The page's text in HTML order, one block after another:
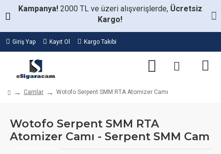
Kampanya! 2000 TL ve üzeri alışverişlerde, Ücretsiz
Kargo!
Giriş Yap Kayıt Ol Kargo Takibi
Camlar Wotofo Serpent SMM RTA Atomizer Camı
Wotofo Serpent SMM RTA
Atomizer Camı - Serpent SMM Cam